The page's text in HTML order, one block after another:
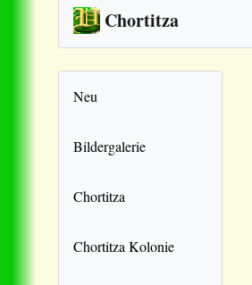
Chortitza
Neu
Bildergalerie
Chortitza
Chortitza Kolonie